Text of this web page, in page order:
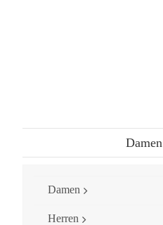
Damen
Damen
Herren